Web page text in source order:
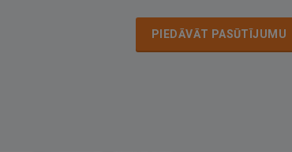
PIEDĀVĀT PASŪTĪJUMU